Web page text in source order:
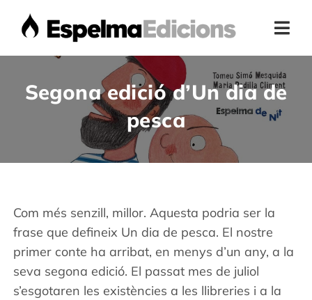
Home
Presentació
Autors
Actualitat
Segona edició d’Un dia de
pesca
Com més senzill, millor. Aquesta podria ser la
frase que defineix Un dia de pesca. El nostre
primer conte ha arribat, en menys d’un any, a la
seva segona edició. El passat mes de juliol
s’esgotaren les existències a les llibreries i a la